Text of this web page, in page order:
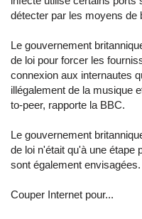
détecter par les moyens de
Le gouvernement
de loi pour forcer les
connexion aux internautes
illégalement de la musique
to-peer, rapporte la BBC.
Le gouvernement
de loi n'était qu'à une étape
sont également envisagées.
Couper Internet pour...